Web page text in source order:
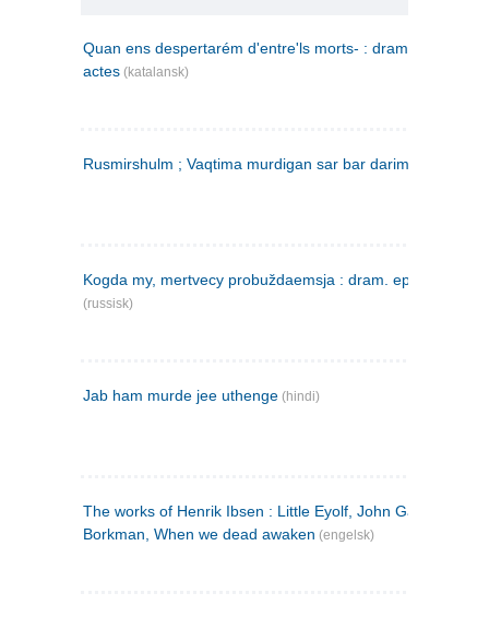
Quan ens despertarém d'entre'ls morts- : drama en tres
actes (katalansk)
Rusmirshulm ; Vaqtima murdigan sar bar darim
Kogda my, mertvecy probuždaemsja : dram. epilog v 3 d
(russisk)
Jab ham murde jee uthenge (hindi)
The works of Henrik Ibsen : Little Eyolf, John Gabriel
Borkman, When we dead awaken (engelsk)